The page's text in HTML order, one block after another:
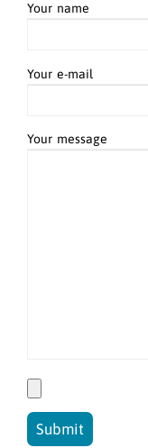
Your name
Your e-mail
Your message